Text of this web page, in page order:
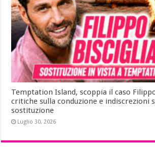
Temptation Island, scoppia il caso
critiche sulla conduzione e indiscrezioni
sostituzione
Luglio 30, 2026